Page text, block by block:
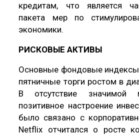
кредитам, что является
пакета мер по
экономики.
РИСКОВЫЕ АКТИВЫ
Основные фондовые
пятничные торги ростом в
В отсутствие значимой
позитивное настроение
было связано с
Netflix отчитался о росте